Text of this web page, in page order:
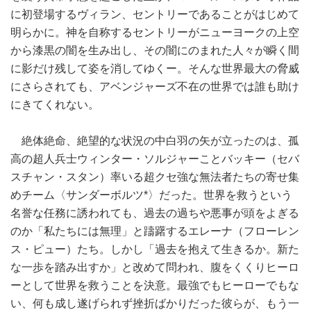
に初登場するヴィラン、セントリーであることがはじめて
明らかに。神を自称するセントリーがニューヨークの上空
から漆黒の闇を生み出し、その闇にのまれた人々が瞬く間
に影だけ残して姿を消してゆくー。そんな世界最大の脅威
にさらされても、アベンジャーズ不在の世界では誰も助け
にきてくれない。
絶体絶命、絶望的な状況の中白羽の矢が立ったのは、孤
高の超人兵士ウィンター・ソルジャーことバッキー（セバ
スチャン・スタン）率いる超クセ強な無法者たちの寄せ集
めチーム〈サンダーボルツ*〉だった。世界を救うという
名誉な任務に誘われても、過去の過ちや悪事が頭をよぎる
のか「私たちには無理」と躊躇するエレーナ（フローレン
ス・ピュー）たち。しかし「過去を抱えて生きるか。新た
な一歩を踏み出すか」と改めて問われ、腹をくくりヒーロ
ーとして世界を救うことを決意。最強でもヒーローでもな
い、何も成し遂げられず挫折ばかりだった彼らが、もう一